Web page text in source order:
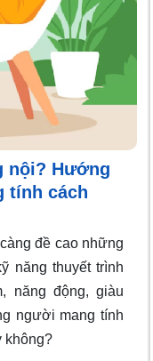
nội? Hướng
tính cách
đề cao những
năng thuyết trình
năng động, giàu
người mang tính
không?